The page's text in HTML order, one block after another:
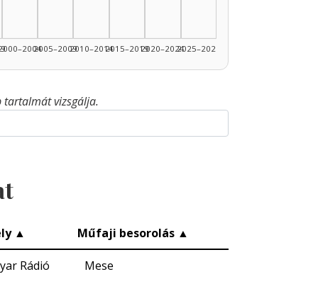
2005–20092010–20142015–20192020–20242025–2026
tartalmát vizsgálja.
▲ Műfaji besorolás ▲
Rádió Mese